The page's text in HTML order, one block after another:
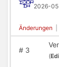
2026-
Änderungen
#3
(